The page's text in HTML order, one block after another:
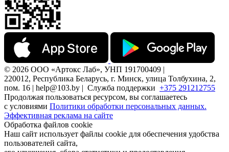
© 2026 ООО «Артокс Лаб», УНП 191700409 |
220012, Республика Беларусь, г. Минск, улица Толбухина, 2,
пом. 16 | help@103.by | Служба поддержки +375 291212755
Продолжая пользоваться ресурсом, вы соглашаетесь
с условиями Политики обработки персональных данных.
Эффективная реклама на сайте
Обработка файлов cookie
Наш сайт использует файлы cookie для обеспечения удобства
пользователей сайта,